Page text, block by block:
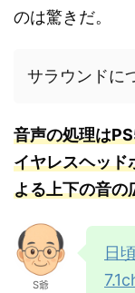
のは驚きだ。
サラウンドに
音声の処理は
イヤレスヘッド
よる上下の音の
S爺
日